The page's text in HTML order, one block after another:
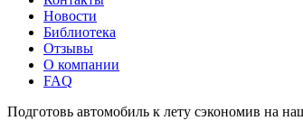
Новости
Библиотека
Отзывы
О компании
FAQ
Подготовь автомобиль к лету сэкономив на